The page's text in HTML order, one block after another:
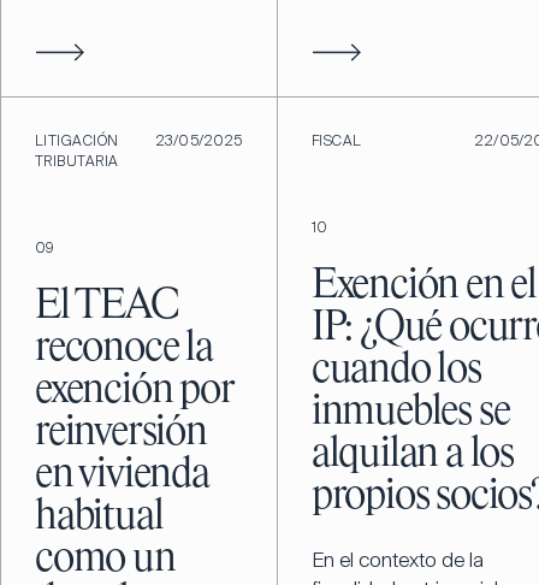
LITIGACIÓN
TRIBUTARIA
23/05/2025
09
El TEAC
reconoce la
exención por
reinversión
en vivienda
habitual
como un
FISCAL 22/05/
10
Exención en el
IP: ¿Qué
cuando los
inmuebles se
alquilan a los
propios
En el contexto de la